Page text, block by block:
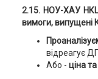
2.15. НОУ-ХАУ
вимоги, випущені
відреагує
Або - ціна